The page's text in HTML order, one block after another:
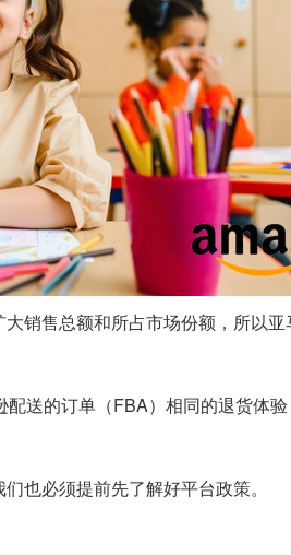
销售总额和所占市场份额，所以
送的订单（FBA）相同的退货体
也必须提前先了解好平台政策。